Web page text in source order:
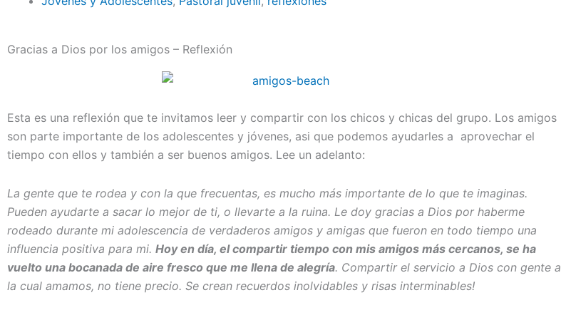
Gracias a Dios por los amigos – Reflexión
Esta es una reflexión que te invitamos leer y compartir con los chicos y chicas del grupo. Los amigos
son parte importante de los adolescentes y jóvenes, asi que podemos ayudarles a aprovechar el
tiempo con ellos y también a ser buenos amigos. Lee un adelanto:
La gente que te rodea y con la que frecuentas, es mucho más importante de lo que te imaginas.
Pueden ayudarte a sacar lo mejor de ti, o llevarte a la ruina. Le doy gracias a Dios por haberme
rodeado durante mi adolescencia de verdaderos amigos y amigas que fueron en todo tiempo una
influencia positiva para mi. Hoy en día, el compartir tiempo con mis amigos más cercanos, se ha
vuelto una bocanada de aire fresco que me llena de alegría. Compartir el servicio a Dios con gente a
la cual amamos, no tiene precio. Se crean recuerdos inolvidables y risas interminables!